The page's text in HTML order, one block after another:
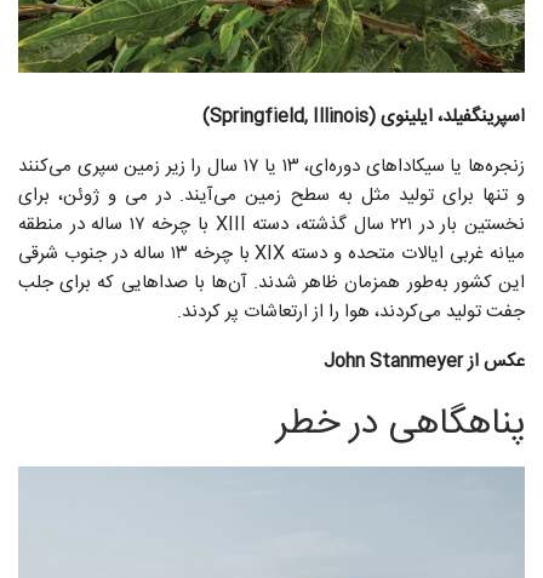
اسپرینگفیلد، ایلینوی (Springfield, Illinois)
زنجره‌ها یا سیکاداهای دوره‌ای، ۱۳ یا ۱۷ سال را زیر زمین سپری می‌کنند
و تنها برای تولید مثل به سطح زمین می‌آیند. در می و ژوئن، برای
نخستین بار در ۲۲۱ سال گذشته، دسته XIII با چرخه ۱۷ ساله در منطقه
میانه غربی ایالات متحده و دسته XIX با چرخه ۱۳ ساله در جنوب شرقی
این کشور به‌طور همزمان ظاهر شدند. آن‌ها با صداهایی که برای جلب
جفت تولید می‌کردند، هوا را از ارتعاشات پر کردند.
عکس از John Stanmeyer
پناهگاهی در خطر